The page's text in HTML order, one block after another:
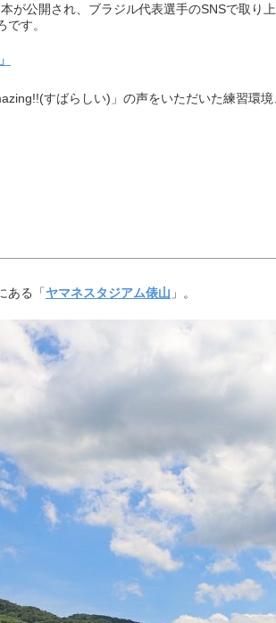
が公開され、ブラジル代表選手のSNSで取り
す。
すばらしい)」の声をいただいた練習環
ある「ヤマネスタジアム俵山 」。